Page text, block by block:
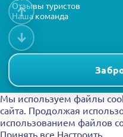
Отзывы туристов
Наша команда
Представленная на сайте
не является
↑
↓
Мы используем файлы
сайта. Продолжая
использованием файлов